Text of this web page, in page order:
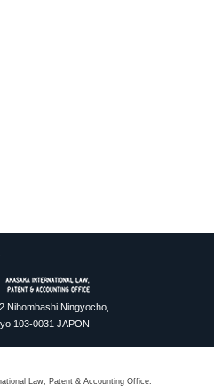
Nihombashi Ningyocho,
103-0031 JAPON
Law, Patent & Accounting Office.